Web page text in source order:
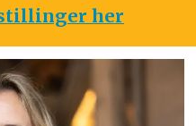
her